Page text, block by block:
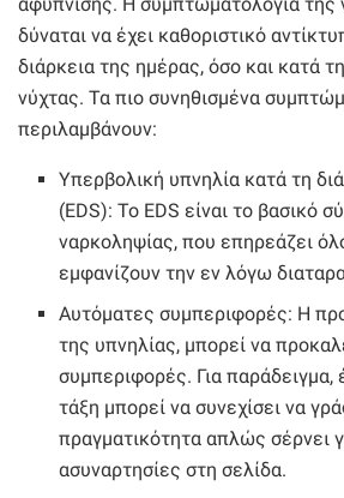
δύναται να έχει καθοριστικό
διάρκεια της ημέρας, όσο και κατά
νύχτας. Τα πιο συνηθισμένα
περιλαμβάνουν:
Υπερβολική υπνηλία κατά τη
(EDS): Το EDS είναι το βασικό
ναρκοληψίας, που επηρεάζει
εμφανίζουν την εν λόγω
Αυτόματες συμπεριφορές: Η
της υπνηλίας, μπορεί να
συμπεριφορές. Για παράδειγμα,
τάξη μπορεί να συνεχίσει να
πραγματικότητα απλώς σέρνει
ασυναρτησίες στη σελίδα.